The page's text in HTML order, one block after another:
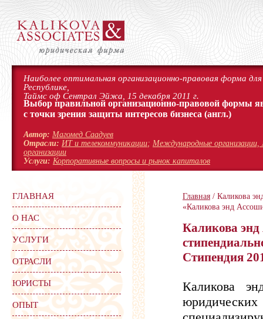
Наиболее оптимальная организационно-правовая форма
Республике,
Таймс оф Сентрал Эйжа, 15 декабря 2011 г.
Выбор правильной организационно-правовой формы
с точки зрения защиты интересов бизнеса (англ.)
Автор: Магомед Саадуев
Отрасли: ИТ и телекоммуникации; Международные организации,
организации
Услуги: Корпоративные вопросы и рынок капиталов
Главная / Каликова
«Каликова энд
Каликова энд
Стипендия
Каликова
ГЛАВНАЯ
О НАС
УСЛУГИ
ОТРАСЛИ
ЮРИСТЫ
ОПЫТ